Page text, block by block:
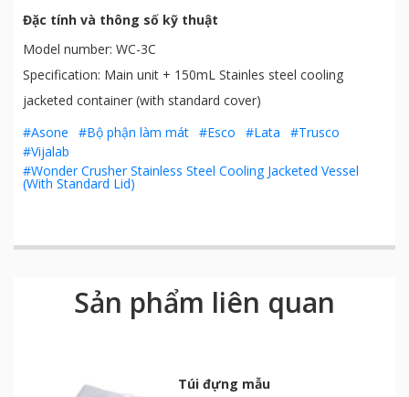
Đặc tính và thông số kỹ thuật
Model number: WC-3C
Specification: Main unit + 150mL Stainles steel cooling
jacketed container (with standard cover)
#Asone
#Bộ phận làm mát #Esco #Lata
#Trusco
#Vijalab
#Wonder Crusher Stainless Steel Cooling Jacketed Vessel
(With Standard Lid)
Sản phẩm liên quan
Túi đựng mẫu